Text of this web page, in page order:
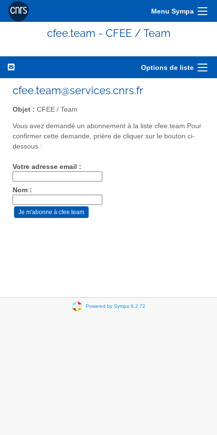
Menu Sympa
cfee.team - CFEE / Team
Options de liste
cfee.team@services.cnrs.fr
Objet : CFEE / Team
Vous avez demandé un abonnement à la liste cfee.team Pour
confirmer cette demande, prière de cliquer sur le bouton ci-
dessous :
Votre adresse email :
Nom :
Powered by Sympa 6.2.72